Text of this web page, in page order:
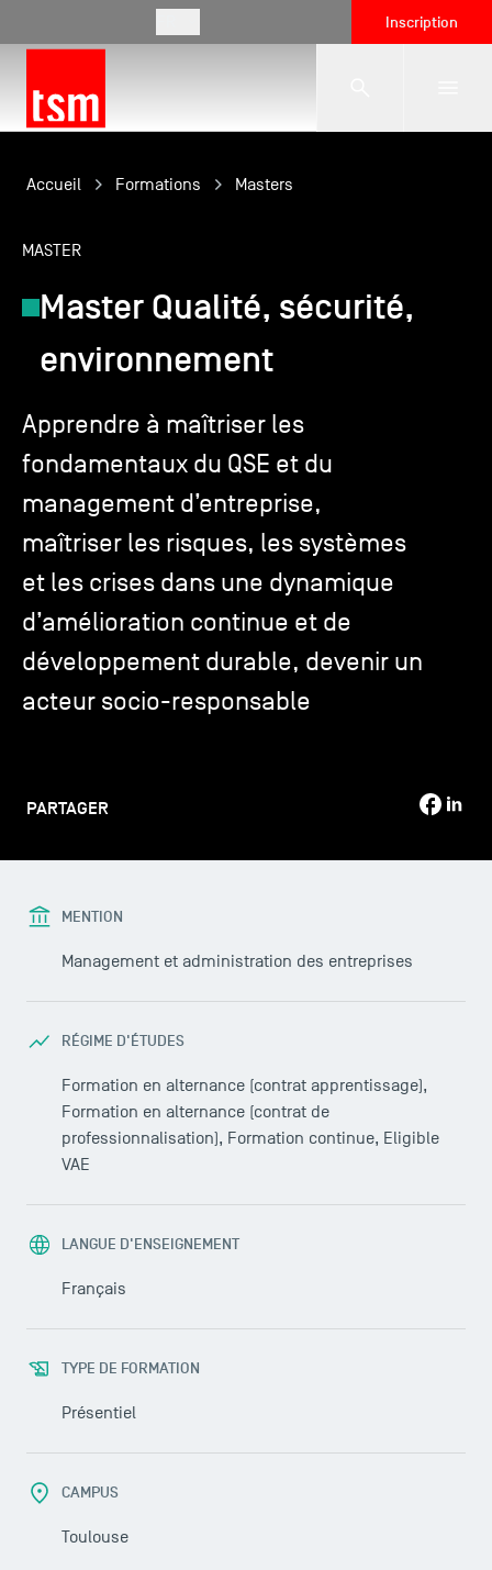
Inscription
L'école
Formations
Entreprises
International
TSM-Research
TSM Doctoral Programme
Alumni
PARTAGER
Accueil Formations Masters
MASTER
Master Qualité, sécurité,
environnement
Apprendre à maîtriser les
fondamentaux du QSE et du
management d’entreprise,
maîtriser les risques, les systèmes
et les crises dans une dynamique
d’amélioration continue et de
développement durable, devenir un
acteur socio-responsable
MENTION
Management et administration des entreprises
RÉGIME D'ÉTUDES
Formation en alternance (contrat apprentissage),
Formation en alternance (contrat de
professionnalisation), Formation continue, Eligible
VAE
LANGUE D'ENSEIGNEMENT
Français
TYPE DE FORMATION
Présentiel
CAMPUS
Toulouse